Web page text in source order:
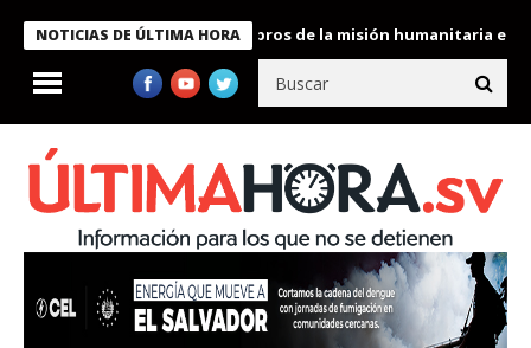
NOTICIAS DE ÚLTIMA HORA
Bukele condecora a miembros de la misión humanitaria enviada